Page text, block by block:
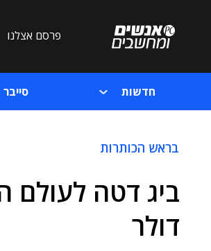
פרסם אצלנו
חדשות סייבר
בראש הכותרות
דולר